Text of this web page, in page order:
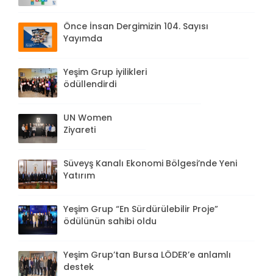
Önce İnsan Dergimizin 104. Sayısı
Yayımda
Yeşim Grup iyilikleri
ödüllendirdi
UN Women
Ziyareti
Süveyş Kanalı Ekonomi Bölgesi’nde Yeni
Yatırım
Yeşim Grup “En Sürdürülebilir Proje”
ödülünün sahibi oldu
Yeşim Grup’tan Bursa LÖDER’e anlamlı
destek